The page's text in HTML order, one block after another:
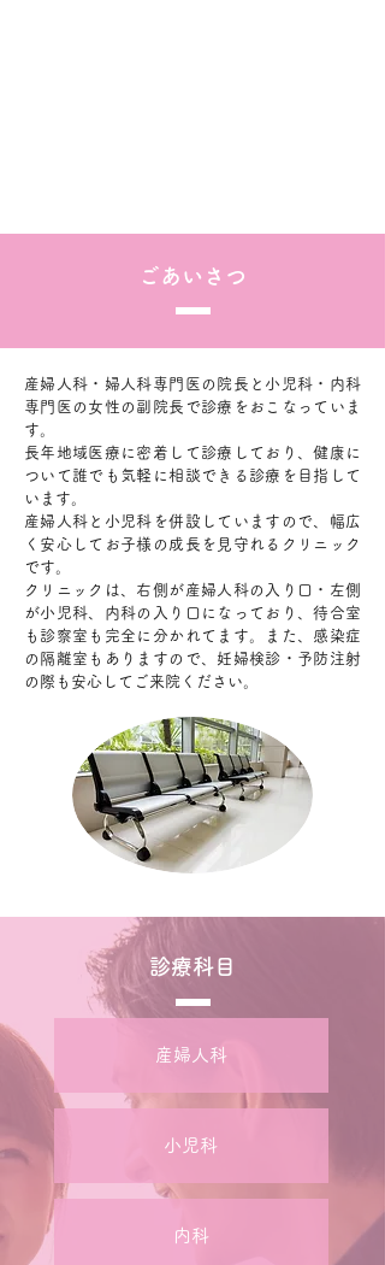
ごあいさつ
産婦人科・婦人科専門医の院長と小児科・内科
専門医の女性の副院長で診療をおこなっていま
す。
長年地域医療に密着して診療しており、健康に
ついて誰でも気軽に相談できる診療を目指して
います。
産婦人科と小児科を併設していますので、幅広
く安心してお子様の成長を見守れるクリニック
です。
クリニックは、右側が産婦人科の入り口・左側
が小児科、内科の入り口になっており、待合室
も診察室も完全に分かれてます。また、感染症
の隔離室もありますので、妊婦検診・予防注射
の際も安心してご来院ください。
診療科目
産婦人科
小児科
内科